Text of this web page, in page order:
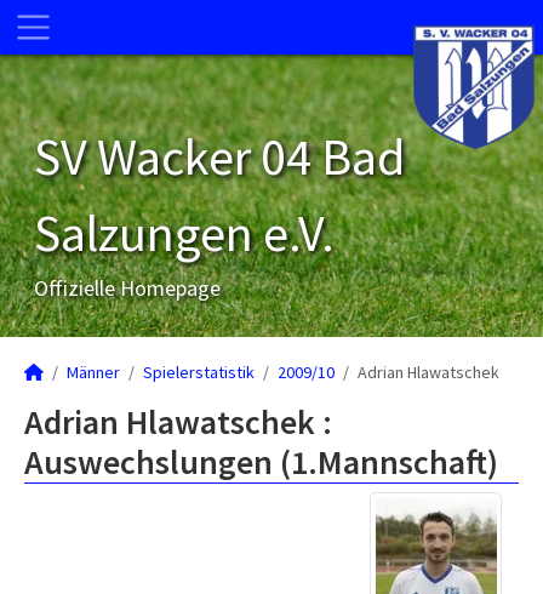
SV Wacker 04 Bad
Salzungen e.V.
Offizielle Homepage
Männer Spielerstatistik 2009/10 Adrian Hlawatschek
Adrian Hlawatschek :
Auswechslungen (1.Mannschaft)